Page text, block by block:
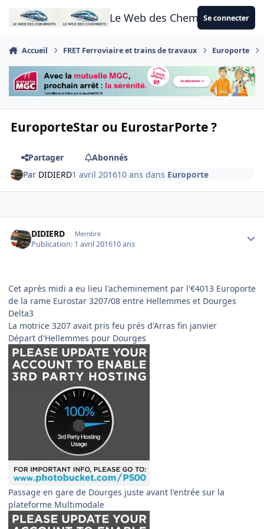
Aller au contenu
Le Web des CheminotsSe connecter
Accueil FRET Ferroviaire et trains de travaux Europorte
EuroporteStar ou EurostarPorte ?
Partager
Abonnés
Par DIDIERD1 avril 201610 ans dans Europorte
DIDIERD Membre
Publication: 1 avril 201610 ans
Cet après midi a eu lieu l'acheminement par l'€4013 Europorte
de la rame Eurostar 3207/08 entre Hellemmes et Dourges
Delta3
La motrice 3207 avait pris feu prés d'Arras fin janvier
Départ d'Hellemmes pour Dourges
Passage en gare de Dourges juste avant l'entrée sur la
plateforme Multimodale